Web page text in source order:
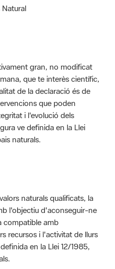
gran, no modificat
que poden
i l'evolució dels
ve definida en la Llei
naturals.
naturals qualificats, la
recursos i l'activitat de llurs
en la Llei 12/1985,